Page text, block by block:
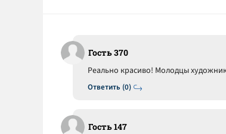
Гость 370
Ответить (0)
Реально красиво! Молодцы
Гость 147